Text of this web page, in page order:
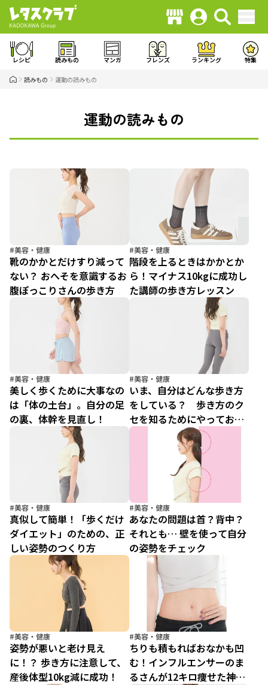
レシピ 読みもの マンガ フレンズ ランキング 特集
読みもの 運動の読みもの
運動の読みもの
#美容・健康
靴のかかとだけすり減って
ない？ おへそを意識するお
腹ぽっこりさんの歩き方
#美容・健康
階段を上るときはかかとか
ら！マイナス10kgに成功し
た講師の歩き方レッスン
#美容・健康
美しく歩くために大事なの
は「体の土台」。自分の足
の裏、体幹を見直し！
#美容・健康
いま、自分はどんな歩き方
をしている？ 歩き方のク
セを知るためにやっておく
こと
#美容・健康
真似して簡単！「歩くだけ
ダイエット」のための、正
しい姿勢のつくり方
#美容・健康
あなたの問題は首？背中？
それとも… 壁を使って自分
の姿勢をチェック
#美容・健康
姿勢が悪いと老け見え
に！？ 歩き方に注意して、
産後体型10kg減に成功！
#美容・健康
ちりも積もればおなかも凹
む！インフルエンサーのま
るさんが12キロ痩せた神エ